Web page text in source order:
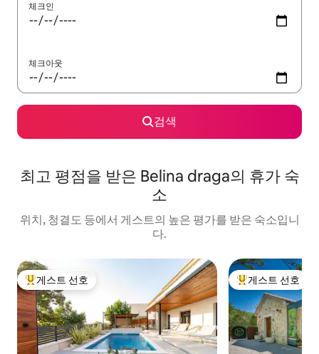
체크인
체크아웃
검색
최고 평점을 받은 Belina draga의 휴가 숙
소
위치, 청결도 등에서 게스트의 높은 평가를 받은 숙소입니
다.
상위 게스트 선호
게스트 선호 상위 게스트 선호
게스트 선호